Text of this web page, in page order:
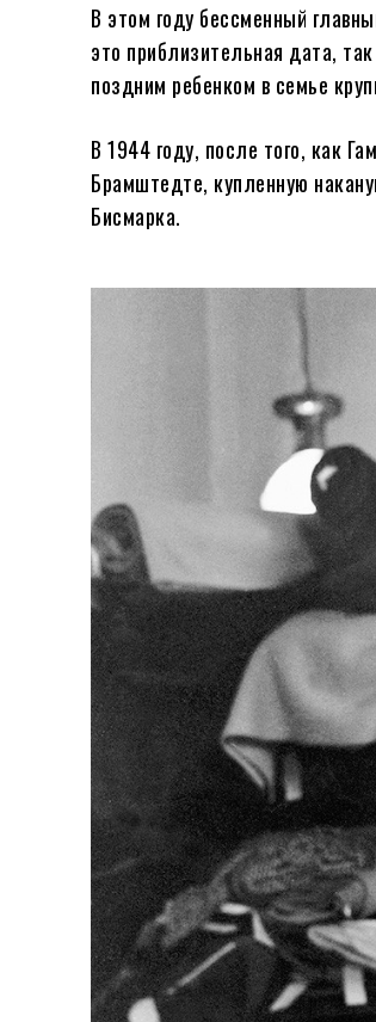
В этом году бессменный
это приблизительная дата,
поздним ребенком в семье
В 1944 году, после того, как
Брамштедте, купленную
Бисмарка.